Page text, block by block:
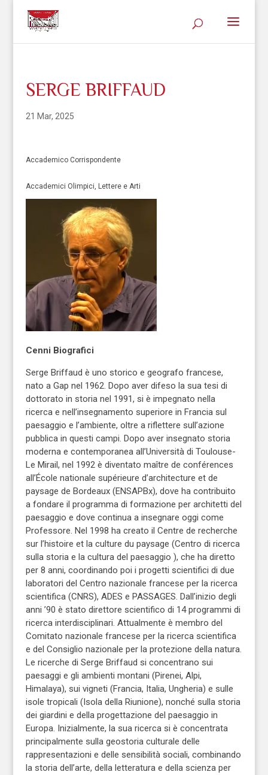
SERGE BRIFFAUD
21 Mar, 2025
Accademico Corrispondente
Accademici Olimpici, Lettere e Arti
Cenni Biografici
Serge Briffaud è uno storico e geografo francese,
nato a Gap nel 1962. Dopo aver difeso la sua tesi di
dottorato in storia nel 1991, si è impegnato nella
ricerca e nell’insegnamento superiore in Francia sul
paesaggio e l’ambiente, oltre a riflettere sull’azione
pubblica in questi campi. Dopo aver insegnato storia
moderna e contemporanea all’Università di Toulouse-
Le Mirail, nel 1992 è diventato maître de conférences
all’École nationale supérieure d’architecture et de
paysage de Bordeaux (ENSAPBx), dove ha contribuito
a fondare il programma di formazione per architetti del
paesaggio e dove continua a insegnare oggi come
Professore. Nel 1998 ha creato il Centre de recherche
sur l’histoire et la culture du paysage (Centro di ricerca
sulla storia e la cultura del paesaggio ), che ha diretto
per 8 anni, coordinando poi i progetti scientifici di due
laboratori del Centro nazionale francese per la ricerca
scientifica (CNRS), ADES e PASSAGES. Dall’inizio degli
anni ’90 è stato direttore scientifico di 14 programmi di
ricerca interdisciplinari. Attualmente è membro del
Comitato nazionale francese per la ricerca scientifica
e del Consiglio nazionale per la protezione della natura.
Le ricerche di Serge Briffaud si concentrano sui
paesaggi e gli ambienti montani (Pirenei, Alpi,
Himalaya), sui vigneti (Francia, Italia, Ungheria) e sulle
isole tropicali (Isola della Riunione), nonché sulla storia
dei giardini e della progettazione del paesaggio in
Europa. Inizialmente, la sua ricerca si è concentrata
principalmente sulla geostoria culturale delle
rappresentazioni e delle sensibilità sociali, combinando
la storia dell’arte, della letteratura e della scienza per